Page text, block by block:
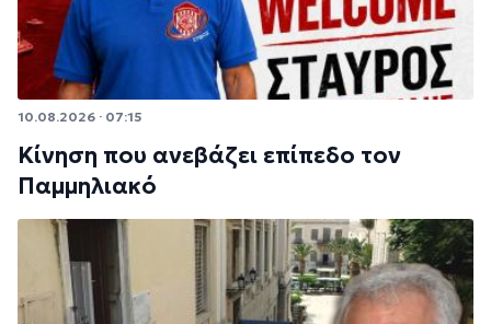
10.08.2026 · 07:15
Κίνηση που ανεβάζει επίπεδο τον
Παμμηλιακό